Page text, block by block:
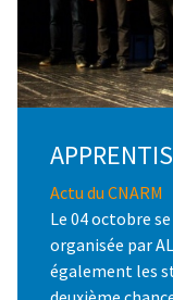
Actu du CNARM
Le 04 octobre
organisée par
également les